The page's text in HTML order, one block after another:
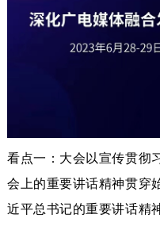
看点一：大会以宣传贯彻
会上的重要讲话精神贯穿
近平总书记的重要讲话精